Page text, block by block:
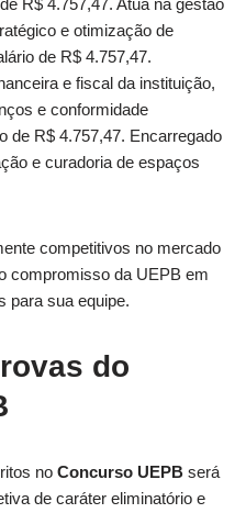
e otimização de
de R$ 4.757,47.
e fiscal da instituição,
e conformidade
de R$ 4.757,47. Encarregado
e curadoria de espaços
competitivos no mercado
compromisso da UEPB em
para sua equipe.
do
no Concurso UEPB será
de caráter eliminatório e